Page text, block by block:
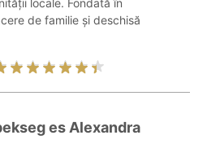
locale. Fondată în
de familie și deschisă
es Alexandra